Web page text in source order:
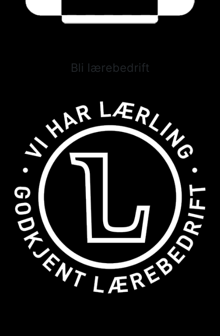
Bli lærebedrift